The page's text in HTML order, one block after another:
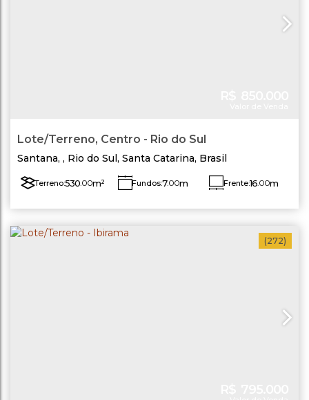
Lote/Terreno, Centro - Rio do Sul
Santana , Rio do Sul, Santa Catarina, Brasil
Terreno:530.00m² Fundos:7.00m Frente:16.00m
(272)